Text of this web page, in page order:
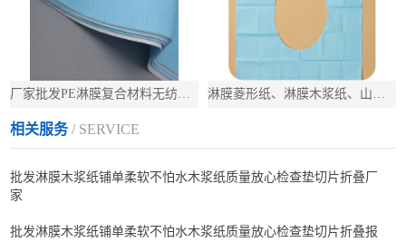
厂家批发PE淋膜复合材料无纺布淋膜加工幅宽支持定制 淋膜菱形纸、淋膜木浆纸、山东淋膜纸厂家、马桶垫用防水木浆纸
相关服务/ SERVICE
批发淋膜木浆纸铺单柔软不怕水木浆纸质量放心检查垫切片折叠厂
家
批发淋膜木浆纸铺单柔软不怕水木浆纸质量放心检查垫切片折叠报